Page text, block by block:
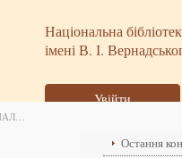
Національна
імені В. І.
Увійти
РІДНОМОВНА ОСВІТА ЗА ВИДАННЯМИ ВЧЕНИХ ДІАСПОРИ З ФОНДІВ НАЦІОНАЛЬНОЇ БІБЛІОТЕКИ УКРАЇНИ ІМЕНІ В. І. ВЕРНАДСЬКОГО
Остання